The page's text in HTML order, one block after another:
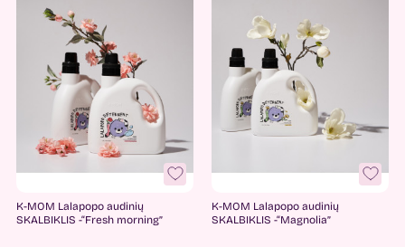
K-MOM Lalapopo audinių
SKALBIKLIS -“Fresh morning”
K-MOM Lalapopo audinių
SKALBIKLIS -“Magnolia”